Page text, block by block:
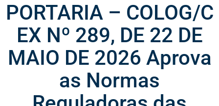
PORTARIA – COLOG/C
EX Nº 289, DE 22 DE
MAIO DE 2026 Aprova
as Normas